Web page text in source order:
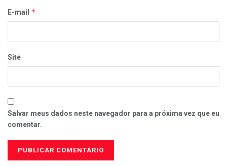
E-mail *
Site
Salvar meus dados neste navegador para a próxima vez que eu
comentar.